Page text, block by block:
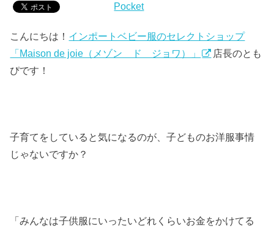
Pocket
こんにちは！ インポートベビー服のセレクトショップ
「Maison de joie（メゾン ド ジョワ）」
店長のとも
ぴです！
子育てをしていると気になるのが、子どものお洋服事情
じゃないですか？
「みんなは子供服にいったいどれくらいお金をかけてる